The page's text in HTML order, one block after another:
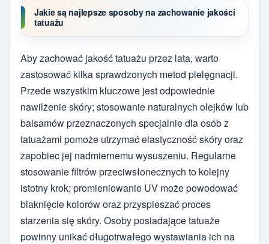
Jakie są najlepsze sposoby na zachowanie jakości
tatuażu
Aby zachować jakość tatuażu przez lata, warto
zastosować kilka sprawdzonych metod pielęgnacji.
Przede wszystkim kluczowe jest odpowiednie
nawilżenie skóry; stosowanie naturalnych olejków lub
balsamów przeznaczonych specjalnie dla osób z
tatuażami pomoże utrzymać elastyczność skóry oraz
zapobiec jej nadmiernemu wysuszeniu. Regularne
stosowanie filtrów przeciwsłonecznych to kolejny
istotny krok; promieniowanie UV może powodować
blaknięcie kolorów oraz przyspieszać proces
starzenia się skóry. Osoby posiadające tatuaże
powinny unikać długotrwałego wystawiania ich na